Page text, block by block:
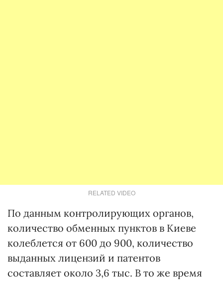
RELATED VIDEO
По данным контролирующих органов,
количество обменных пунктов в Киеве
колеблется от 600 до 900, количество
выданных лицензий и патентов
составляет около 3,6 тыс. В то же время